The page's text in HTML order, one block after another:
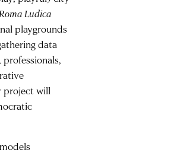
Roma Ludica
playgrounds
data
project will